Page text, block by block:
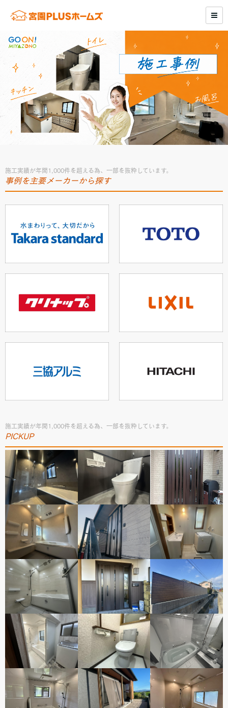
施工実績が年間1,000件を超える為、一部を抜粋しています。
事例を主要メーカーから探す
施工実績が年間1,000件を超える為、一部を抜粋しています。
PICKUP